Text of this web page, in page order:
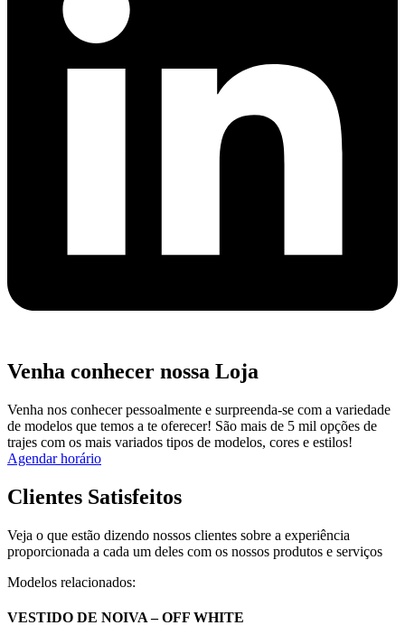
Venha conhecer nossa Loja
Venha nos conhecer pessoalmente e surpreenda-se com a variedade
de modelos que temos a te oferecer! São mais de 5 mil opções de
trajes com os mais variados tipos de modelos, cores e estilos!
Agendar horário
Clientes Satisfeitos
Veja o que estão dizendo nossos clientes sobre a experiência
proporcionada a cada um deles com os nossos produtos e serviços
Modelos relacionados:
VESTIDO DE NOIVA – OFF WHITE